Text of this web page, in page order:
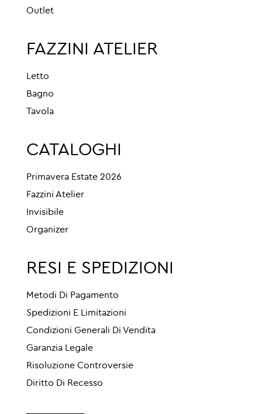
Outlet
FAZZINI ATELIER
Letto
Bagno
Tavola
CATALOGHI
Primavera Estate 2026
Fazzini Atelier
Invisibile
Organizer
RESI E SPEDIZIONI
Metodi Di Pagamento
Spedizioni E Limitazioni
Condizioni Generali Di Vendita
Garanzia Legale
Risoluzione Controversie
Diritto Di Recesso